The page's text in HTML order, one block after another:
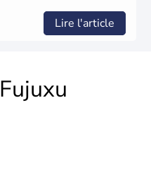
Lire l'article
Fujuxu